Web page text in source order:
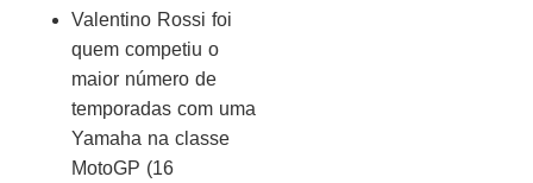
Valentino Rossi foi
quem competiu o
maior número de
temporadas com uma
Yamaha na classe
MotoGP (16